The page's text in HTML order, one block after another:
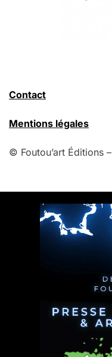
Contact
Mentions légales
© Foutou’art Éditions –